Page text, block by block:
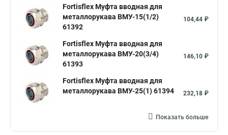
Fortisflex Муфта вводная для
металлорукава ВМУ-15(1/2)
61392
104,44 ₽
Fortisflex Муфта вводная для
металлорукава ВМУ-20(3/4)
61393
146,10 ₽
Fortisflex Муфта вводная для
металлорукава ВМУ-25(1) 61394
232,18 ₽
Показать больше